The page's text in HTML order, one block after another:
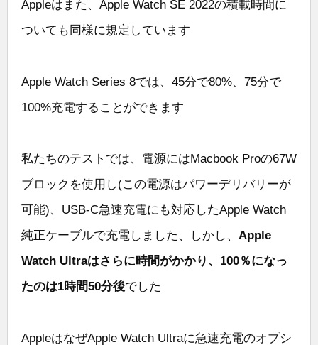
Appleはまた、Apple Watch SE 2022の積載時間に
ついても同様に規定しています
Apple Watch Series 8では、45分で80%、75分で
100%充電することができます
私たちのテストでは、電源にはMacbook Proの67W
ブロックを使用し(この電源はパワーデリバリーが
可能)、USB-C急速充電にも対応したApple Watch
純正ケーブルで充電しました、しかし、 Apple
Watch Ultraはさらに時間がかかり、100％になっ
たのは1時間50分後でした
AppleはなぜApple Watch Ultraに急速充電のオプシ